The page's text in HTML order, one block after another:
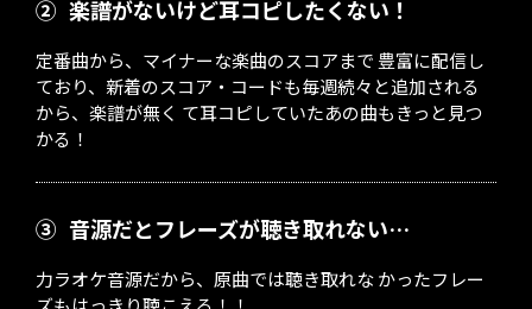
② 楽譜がないけど耳コピしたくない！
定番曲から、マイナーな楽曲のスコアまで 豊富に配信し
ており、新着のスコア・コードも毎週続々と追加される
から、楽譜が無く て耳コピしていたあの曲もきっと見つ
かる！
③ 音源だとフレーズが聴き取れない…
力ラオケ音源だから、原曲では聴き取れな かったフレー